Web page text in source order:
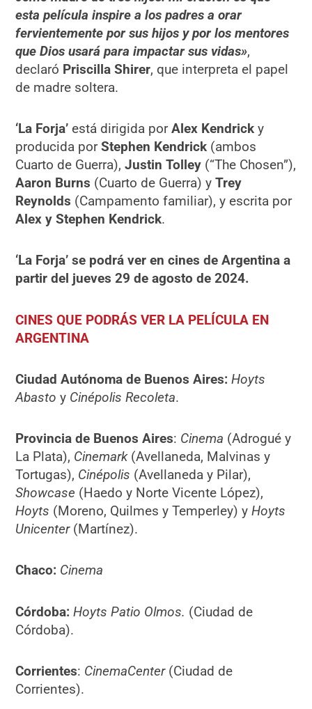
esta película inspire a los padres a orar
fervientemente por sus hijos y por los mentores
que Dios usará para impactar sus vidas»,
declaró Priscilla Shirer, que interpreta el papel
de madre soltera.
‘La Forja’ está dirigida porAlex Kendrick y
producida porStephen Kendrick (ambos
Cuarto de Guerra),Justin Tolley (“The Chosen”),
Aaron Burns (Cuarto de Guerra) yTrey
Reynolds (Campamento familiar), y escrita por
Alex y Stephen Kendrick.
‘La Forja’ se podrá ver en cines de Argentina a
partir del jueves 29 de agosto de 2024.
CINES QUE PODRÁS VER LA PELÍCULA EN
ARGENTINA
Ciudad Autónoma de Buenos Aires: Hoyts
Abasto y CinépolisRecoleta.
Provincia de Buenos Aires: Cinema (Adrogué y
La Plata), Cinemark (Avellaneda, Malvinas y
Tortugas), Cinépolis (Avellaneda y Pilar),
Showcase (Haedo y Norte Vicente López),
Hoyts (Moreno, Quilmes y Temperley) yHoyts
Unicenter(Martínez).
Chaco: Cinema
Córdoba:Hoyts Patio Olmos. (Ciudad de
Córdoba).
Corrientes: CinemaCenter(Ciudad de
Corrientes).